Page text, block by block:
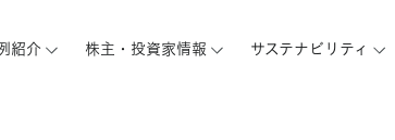
紹介 株主・投資家情報 サステナビリティ